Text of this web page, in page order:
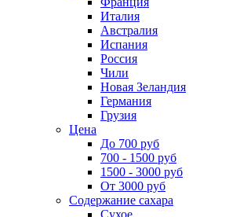
Италия
Австралия
Испания
Россия
Чили
Новая Зеландия
Германия
Грузия
Цена
До 700 руб
700 - 1500 руб
1500 - 3000 руб
От 3000 руб
Содержание сахара
Сухое